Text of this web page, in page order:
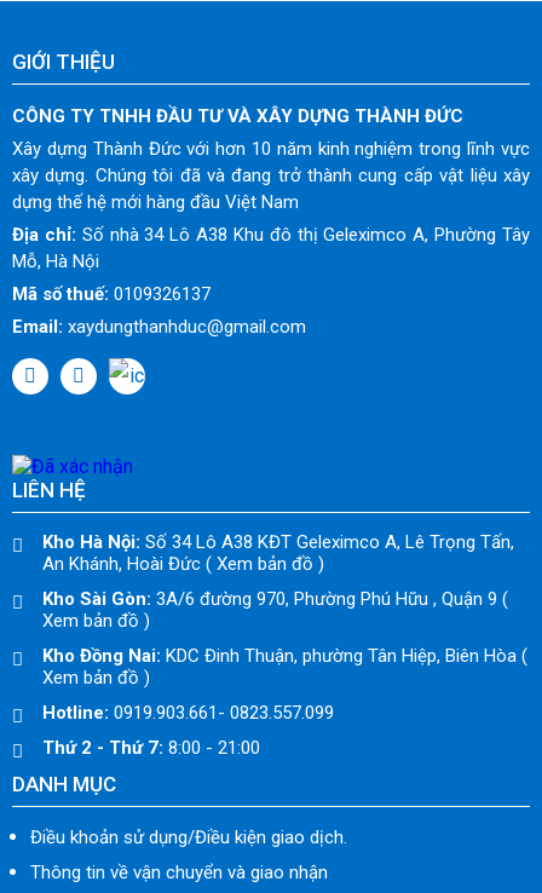
GIỚI THIỆU
CÔNG TY TNHH ĐẦU TƯ VÀ XÂY DỰNG THÀNH ĐỨC
Xây dựng Thành Đức với hơn 10 năm kinh nghiệm trong lĩnh vực
xây dựng. Chúng tôi đã và đang trở thành cung cấp vật liệu xây
dựng thế hệ mới hàng đầu Việt Nam
Địa chỉ: Số nhà 34 Lô A38 Khu đô thị Geleximco A, Phường Tây
Mỗ, Hà Nội
Mã số thuế: 0109326137
Email: xaydungthanhduc@gmail.com
LIÊN HỆ
Kho Hà Nội: Số 34 Lô A38 KĐT Geleximco A, Lê Trọng Tấn,
An Khánh, Hoài Đức ( Xem bản đồ )
Kho Sài Gòn: 3A/6 đường 970, Phường Phú Hữu , Quận 9 (
Xem bản đồ )
Kho Đồng Nai: KDC Đinh Thuận, phường Tân Hiệp, Biên Hòa (
Xem bản đồ )
Hotline: 0919.903.661- 0823.557.099
Thứ 2 - Thứ 7: 8:00 - 21:00
DANH MỤC
Điều khoản sử dụng/Điều kiện giao dịch.
Thông tin về vận chuyển và giao nhận